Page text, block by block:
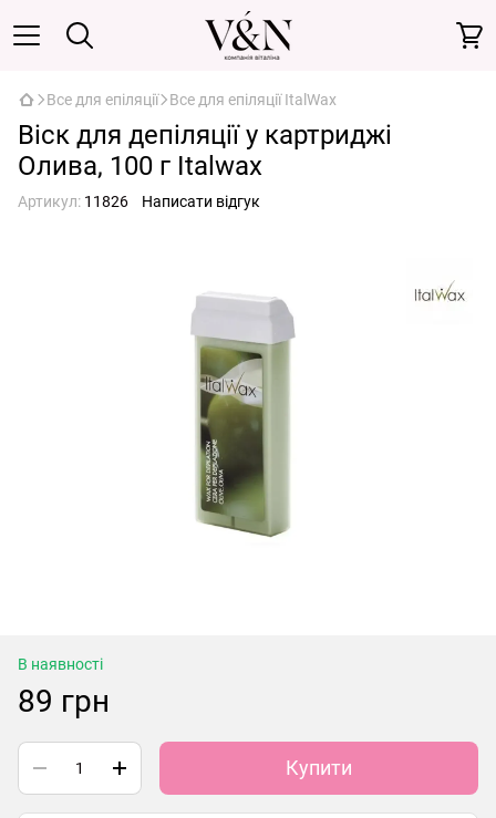
Все для епіляції Все для епіляції ItalWax
Віск для депіляції у картриджі
Олива, 100 г Italwax
Артикул: 11826 Написати відгук
В наявності
89 грн
Купити